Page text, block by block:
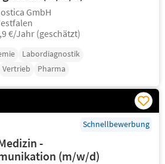
GmbH
€/Jahr (geschätzt)
Labordiagnostik
Vertrieb Pharma
Schnellbewerbung
-
(m/w/d)